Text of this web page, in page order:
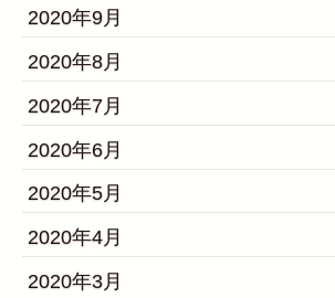
2020年9月
2020年8月
2020年7月
2020年6月
2020年5月
2020年4月
2020年3月